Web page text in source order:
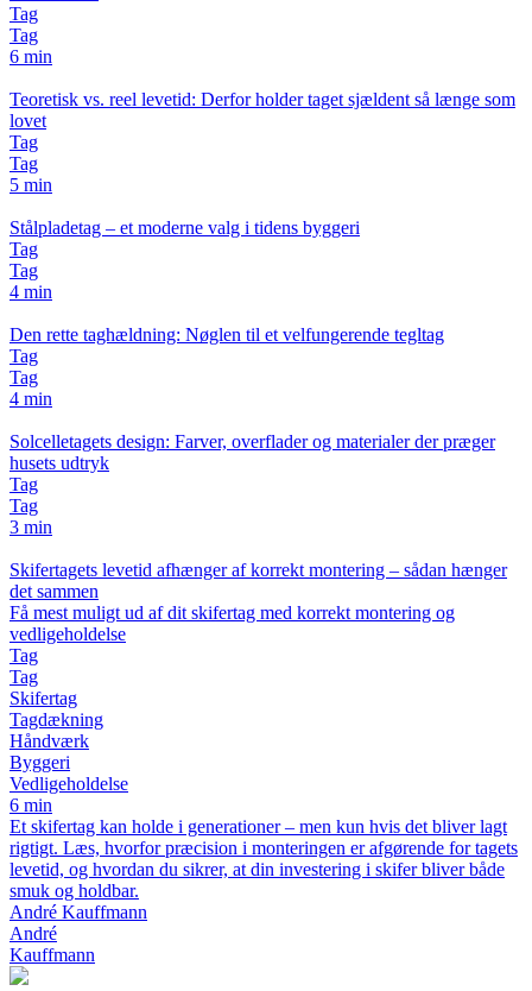
Tag
Tag
6 min
Teoretisk vs. reel levetid: Derfor holder taget sjældent så længe som
lovet
Tag
Tag
5 min
Stålpladetag – et moderne valg i tidens byggeri
Tag
Tag
4 min
Den rette taghældning: Nøglen til et velfungerende tegltag
Tag
Tag
4 min
Solcelletagets design: Farver, overflader og materialer der præger
husets udtryk
Tag
Tag
3 min
Skifertagets levetid afhænger af korrekt montering – sådan hænger
det sammen
Få mest muligt ud af dit skifertag med korrekt montering og
vedligeholdelse
Tag
Tag
Skifertag
Tagdækning
Håndværk
Byggeri
Vedligeholdelse
6 min
Et skifertag kan holde i generationer – men kun hvis det bliver lagt
rigtigt. Læs, hvorfor præcision i monteringen er afgørende for tagets
levetid, og hvordan du sikrer, at din investering i skifer bliver både
smuk og holdbar.
André Kauffmann
André
Kauffmann